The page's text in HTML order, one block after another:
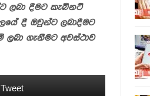
ලබා දීමට කැබිනට්
දී ඔවුන්ට ලබාදීමට
ගැනීමට අවස්ථාව
Tweet